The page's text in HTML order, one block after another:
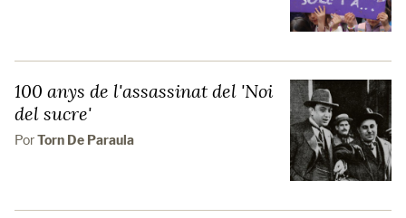
100 anys de l'assassinat del 'Noi
del sucre'
PorTorn De Paraula